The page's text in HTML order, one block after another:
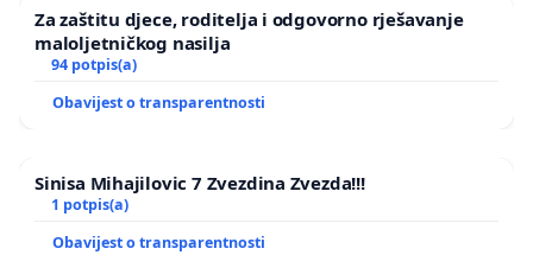
Za zaštitu djece, roditelja i odgovorno rješavanje
maloljetničkog nasilja
94 potpis(a)
Obavijest o transparentnosti
Sinisa Mihajilovic 7 Zvezdina Zvezda!!!
1 potpis(a)
Obavijest o transparentnosti